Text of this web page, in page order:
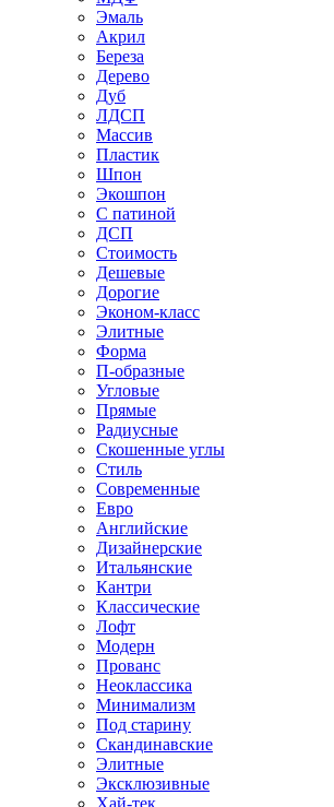
Эмаль
Акрил
Береза
Дерево
Дуб
ЛДСП
Массив
Пластик
Шпон
Экошпон
С патиной
ДСП
Стоимость
Дешевые
Дорогие
Эконом-класс
Элитные
Форма
П-образные
Угловые
Прямые
Радиусные
Скошенные углы
Стиль
Современные
Евро
Английские
Дизайнерские
Итальянские
Кантри
Классические
Лофт
Модерн
Прованс
Неоклассика
Минимализм
Под старину
Скандинавские
Элитные
Эксклюзивные
Хай-тек